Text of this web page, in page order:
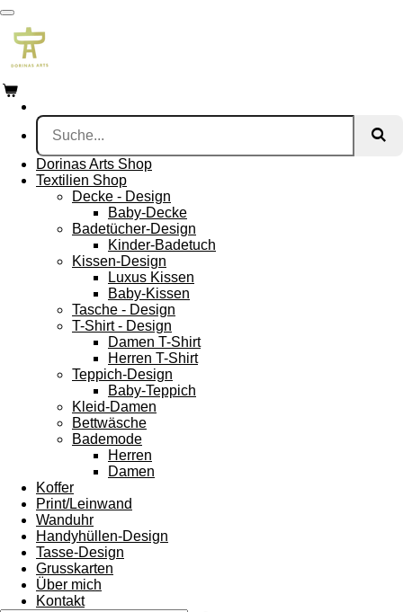
Zum
Hauptinhalt
springen
Dorinas Arts Shop
Textilien Shop
Decke - Design
Baby-Decke
Badetücher-Design
Kinder-Badetuch
Kissen-Design
Luxus Kissen
Baby-Kissen
Tasche - Design
T-Shirt - Design
Damen T-Shirt
Herren T-Shirt
Teppich-Design
Baby-Teppich
Kleid-Damen
Bettwäsche
Bademode
Herren
Damen
Koffer
Print/Leinwand
Wanduhr
Handyhüllen-Design
Tasse-Design
Grusskarten
Über mich
Kontakt